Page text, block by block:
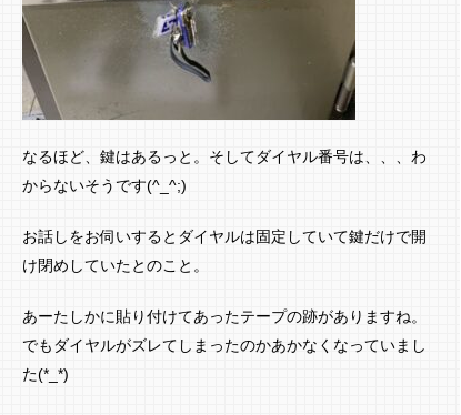
なるほど、鍵はあるっと。そしてダイヤル番号は、、、わ
からないそうです(^_^;)
お話しをお伺いするとダイヤルは固定していて鍵だけで開
け閉めしていたとのこと。
あーたしかに貼り付けてあったテープの跡がありますね。
でもダイヤルがズレてしまったのかあかなくなっていまし
た(*_*)